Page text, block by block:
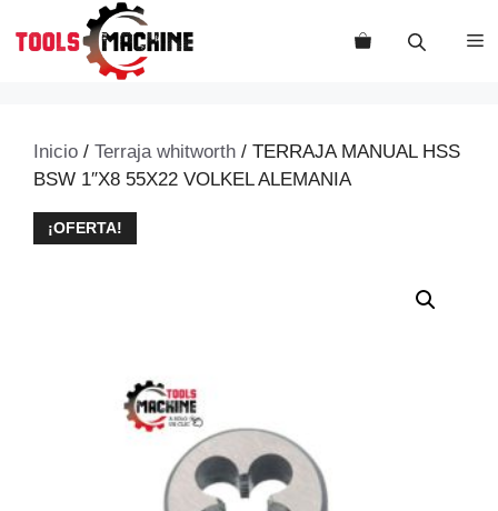
Inicio / Terraja whitworth / TERRAJA MANUAL HSS
BSW 1″X8 55X22 VOLKEL ALEMANIA
¡OFERTA!